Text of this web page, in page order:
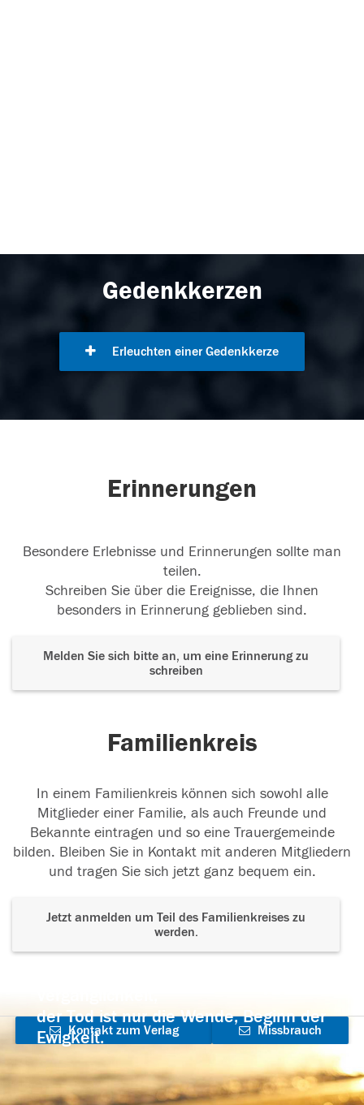
Gedenkkerzen
Erleuchten einer Gedenkkerze
Erinnerungen
Besondere Erlebnisse und Erinnerungen sollte man
teilen.
Schreiben Sie über die Ereignisse, die Ihnen
besonders in Erinnerung geblieben sind.
Melden Sie sich bitte an, um eine Erinnerung zu
schreiben
Familienkreis
In einem Familienkreis können sich sowohl alle
Mitglieder einer Familie, als auch Freunde und
Bekannte eintragen und so eine Trauergemeinde
bilden. Bleiben Sie in Kontakt mit anderen Mitgliedern
und tragen Sie sich jetzt ganz bequem ein.
Jetzt anmelden um Teil des Familienkreises zu
werden.
der Tod ist nur die Wende, Beginn der
Ewigkeit.
Kontakt zum Verlag
aufnehmen
Missbrauch